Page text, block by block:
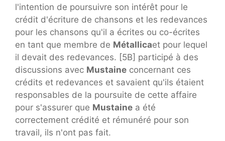
l'intention de poursuivre son intérêt pour le
crédit d'écriture de chansons et les redevances
pour les chansons qu'il a écrites ou co-écrites
en tant que membre de Métallicaet pour lequel
il devait des redevances. [5B] participé à des
discussions avec Mustaine concernant ces
crédits et redevances et savaient qu'ils étaient
responsables de la poursuite de cette affaire
pour s'assurer que Mustaine a été
correctement crédité et rémunéré pour son
travail, ils n'ont pas fait.